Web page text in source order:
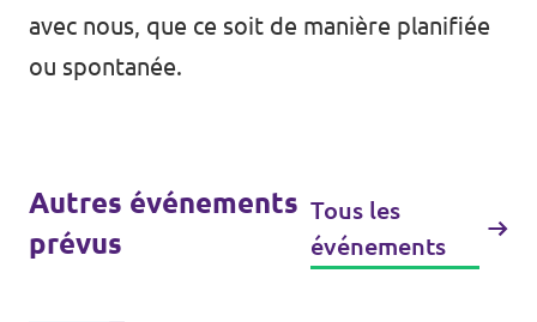
avec nous, que ce soit de manière planifiée
ou spontanée.
Autres événements
prévus
Tous les
événements